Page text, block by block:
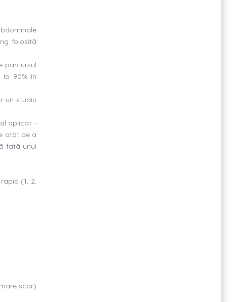
folositã
parcursul
la 90% în
un studiu
aplicat -
atât de a
fatã unui
(1, 2,
scor)